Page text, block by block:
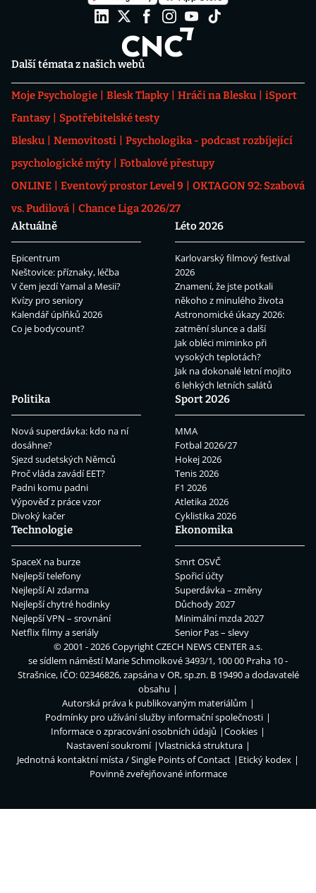
Další témata z našich webů
Moje Psychologie Blesk Tlapky Hráči na Blesku
iSport
Fantasy
Spotřebitelské testy
Blesku
Nemovitosti
Psychologika - podcast rozbíjející
psychologické mýty
Fotbalové přestupy
ONLINE
Eventový prostor Level 9
OKTAGON 92: Szabová
vs. Pudilová
Chance Liga 2026/27
Aktuálně
Epicentrum
Neštovice: příznaky, léčba
V čem jezdí Yamal a Mesii?
Kvízy pro seniory
Kalendář úplňků 2026
Co je bodycount?
Léto 2026
Karlovarský filmový festival
2026
Znamení, že jste potkali
někoho z minulého života
Astronomické úkazy 2026:
zatmění slunce a další
Jak obléci miminko při
vysokých teplotách?
Jak na dokonalé letní mojito
6 lehkých letních salátů
Politika
Nová superdávka: kdo na ní
dosáhne?
Sjezd sudetských Němců
Proč vláda zavádí EET?
Padni komu padni
Výpověď z práce vzor
Divoký kačer
Sport 2026
MMA
Fotbal 2026/27
Hokej 2026
Tenis 2026
F1 2026
Atletika 2026
Cyklistika 2026
Technologie
SpaceX na burze
Nejlepší telefony
Nejlepší AI zdarma
Nejlepší chytré hodinky
Nejlepší VPN – srovnání
Netflix filmy a seriály
Ekonomika
Smrt OSVČ
Spořicí účty
Superdávka – změny
Důchody 2027
Minimální mzda 2027
Senior Pas – slevy
© 2001 - 2026 CopyrightCZECH NEWS CENTER a.s.
se sídlem náměstí Marie Schmolkové 3493/1, 100 00 Praha 10 -
Strašnice, IČO: 02346826, zapsána v OR, sp.zn. B 19490 a dodavatelé
obsahu
Autorská práva k publikovaným materiálům
Podmínky pro užívání služby informační společnosti
Informace o zpracování osobních údajů
Cookies
Nastavení soukromí
Vlastnická struktura
Jednotná kontaktní místa / Single Points of Contact
Etický kodex
Povinně zveřejňované informace